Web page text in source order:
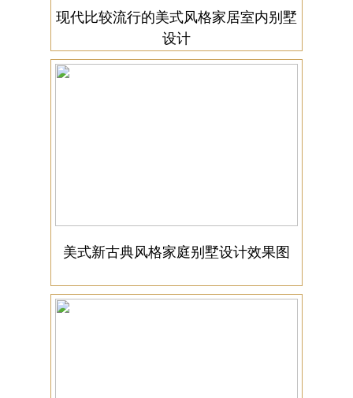
现代比较流行的美式风格家居室内别墅
设计
美式新古典风格家庭别墅设计效果图